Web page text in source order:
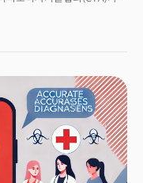
록이 아니다. 매년 미국
환의 축이 됐다는 점이다.